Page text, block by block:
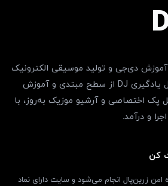
دی‌جی و تولید موسیقی الکترونیک
در ایران است. مسیر کامل یادگیری DJ از سطح مبتدی و آموزش
پک اختصاصی و آرشیو موزیک به‌روز، با
و درآمد.
کن
امن زرین‌پال انجام می‌شود و سایت دارای نماد